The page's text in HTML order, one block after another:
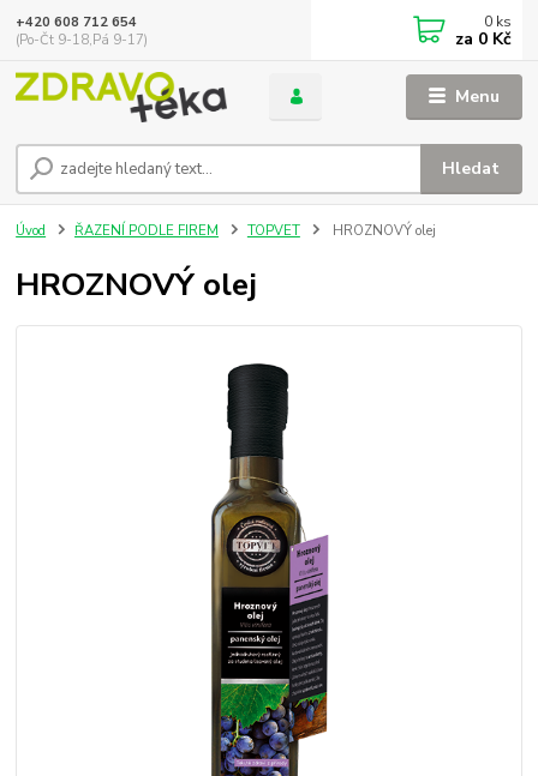
Menu
Hledat
+420 608 712 654
(Po-Čt 9-18,Pá 9-17)
0 ks
za 0 Kč
Úvod ŘAZENÍ PODLE FIREM TOPVET HROZNOVÝ olej
HROZNOVÝ olej